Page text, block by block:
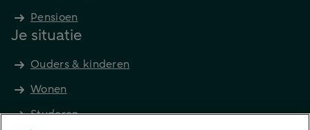
Pensioen
Je situatie
Ouders & kinderen
Wonen
Studeren